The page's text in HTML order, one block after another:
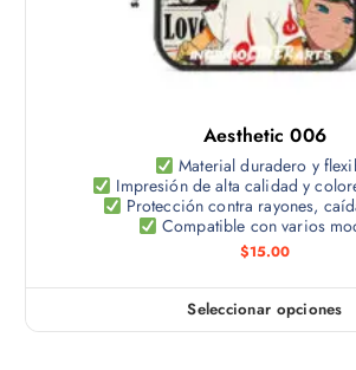
e
r
d
c
t
o
n
e
s
p
u
e
d
e
n
e
l
m
ú
i
p
l
e
s
a
r
Aesthetic 006
Material duradero y
Impresión de alta calidad y
Protección contra rayones,
Compatible con varios
$15.00
Seleccionar opciones
E